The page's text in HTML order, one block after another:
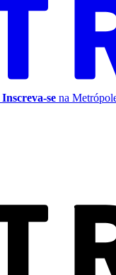
Inscreva-se na